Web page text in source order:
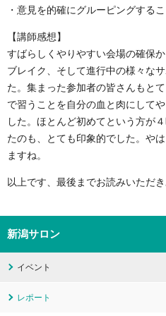
・意見を的確にグルーピングする
【講師感想】
すばらしくやりやすい会場の確保
ブレイク、そして進行中の様々な
た。集まった参加者の皆さんもと
で習うことを自分の血と肉にして
した。ほとんど初めてという方が
たのも、とても印象的でした。や
ますね。
以上です、最後までお読みいただ
新潟サロン
イベント
レポート